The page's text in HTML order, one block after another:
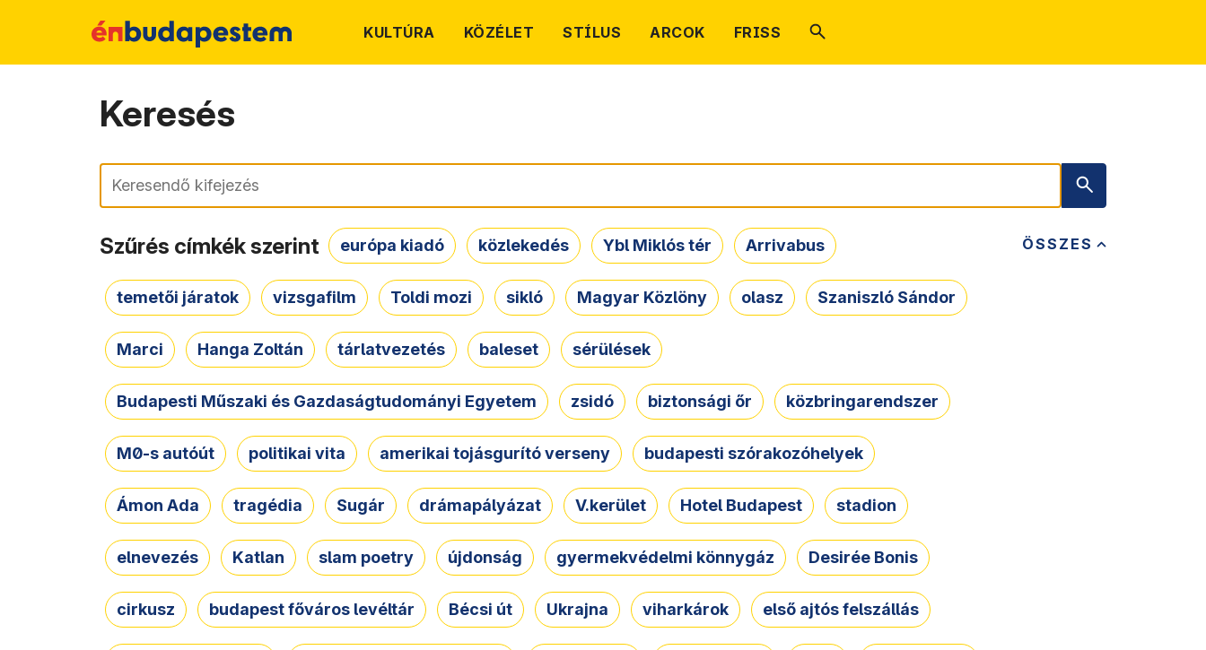
KULTÚRA KÖZÉLET STÍLUS ARCOK FRISS
Keresés
Keresés
ÖSSZES
Szűrés címkék szerint európa kiadó közlekedés Ybl Miklós tér Arrivabus
temetői járatok vizsgafilm Toldi mozi sikló Magyar Közlöny olasz Szaniszló Sándor
Marci Hanga Zoltán tárlatvezetés baleset sérülések
Budapesti Műszaki és Gazdaságtudományi Egyetem zsidó biztonsági őr közbringarendszer
M0-s autóút politikai vita amerikai tojásgurító verseny budapesti szórakozóhelyek
Ámon Ada tragédia Sugár drámapályázat V.kerület Hotel Budapest stadion
elnevezés Katlan slam poetry újdonság gyermekvédelmi könnygáz Desirée Bonis
cirkusz budapest főváros levéltár Bécsi út Ukrajna viharkárok első ajtós felszállás